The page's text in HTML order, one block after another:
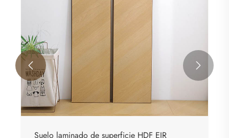
Suelo laminado de superficie HDF EIR
 